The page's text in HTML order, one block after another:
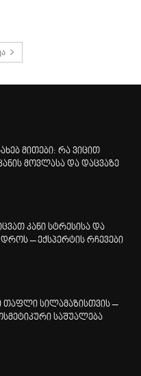
მითები: რა ვიცით
მოვლასა და დაცვაზე
კანი სტრესისა და
დროს – ექსპერტის რჩევები
თაფლი სილამაზისთვის –
საშუალება